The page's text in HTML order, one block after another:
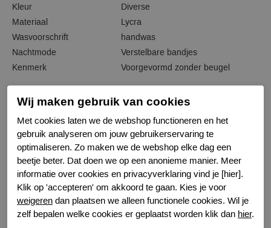
Kleur
Diverse
Materiaal
Lycra
Wasvoorschrift
handwas
Nachtmode
Verstelbare bandjes
Kenmerk
Voorgevormd zonder beugel
Gerelateerde producten
-20%
Wij maken gebruik van cookies
Met cookies laten we de webshop functioneren en het
gebruik analyseren om jouw gebruikerservaring te
optimaliseren. Zo maken we de webshop elke dag een
beetje beter. Dat doen we op een anonieme manier. Meer
informatie over cookies en privacyverklaring vind je [hier].
Klik op 'accepteren' om akkoord te gaan. Kies je voor
weigeren dan plaatsen we alleen functionele cookies. Wil je
zelf bepalen welke cookies er geplaatst worden klik dan hier.